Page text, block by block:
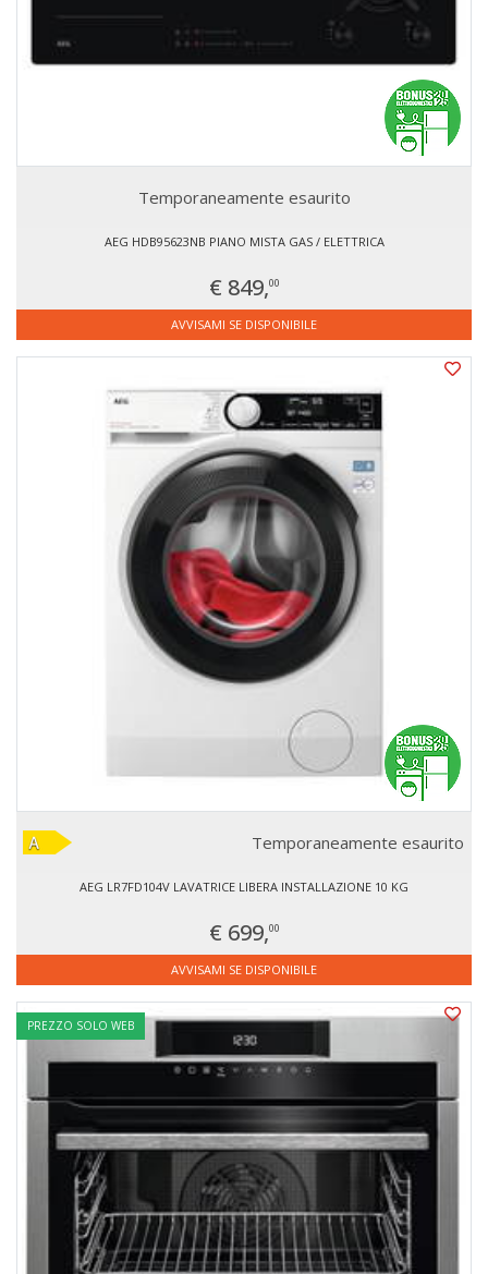
Temporaneamente esaurito
AEG HDB95623NB PIANO MISTA GAS / ELETTRICA
€ 849,00
AVVISAMI SE DISPONIBILE
Temporaneamente esaurito
AEG LR7FD104V LAVATRICE LIBERA INSTALLAZIONE 10 KG
€ 699,00
AVVISAMI SE DISPONIBILE
PREZZO SOLO WEB